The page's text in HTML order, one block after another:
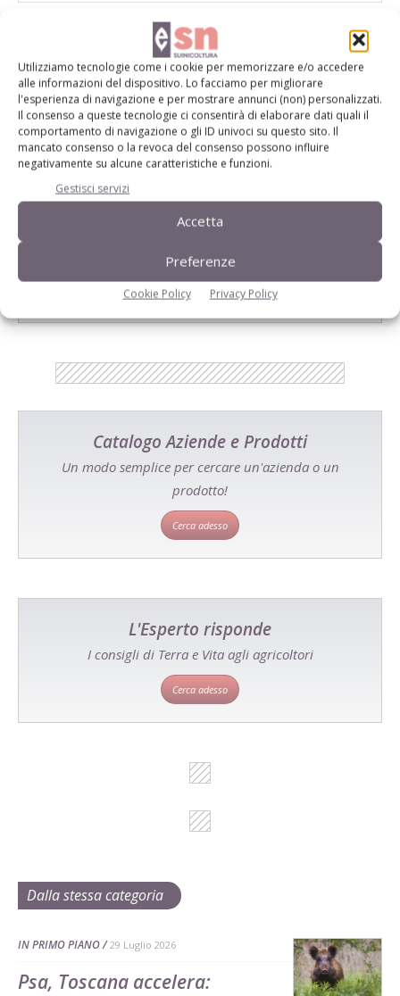
Utilizziamo tecnologie come i cookie per memorizzare e/o accedere
alle informazioni del dispositivo. Lo facciamo per migliorare
l'esperienza di navigazione e per mostrare annunci (non) personalizzati.
Il consenso a queste tecnologie ci consentirà di elaborare dati quali il
comportamento di navigazione o gli ID univoci su questo sito. Il
mancato consenso o la revoca del consenso possono influire
negativamente su alcune caratteristiche e funzioni.
Gestisci servizi
Accetta
Preferenze
Cookie Policy Privacy Policy
Salva il mio nome, email e sito web in questo browser per la
prossima volta che commento.
Tecniche, prodotti e servizi dalle aziende
Catalogo Aziende e Prodotti
Un modo semplice per cercare un'azienda o un
prodotto!
Cerca adesso
L'Esperto risponde
I consigli di Terra e Vita agli agricoltori
Cerca adesso
Dalla stessa categoria
IN PRIMO PIANO 29 Luglio 2026
Psa, Toscana accelera: